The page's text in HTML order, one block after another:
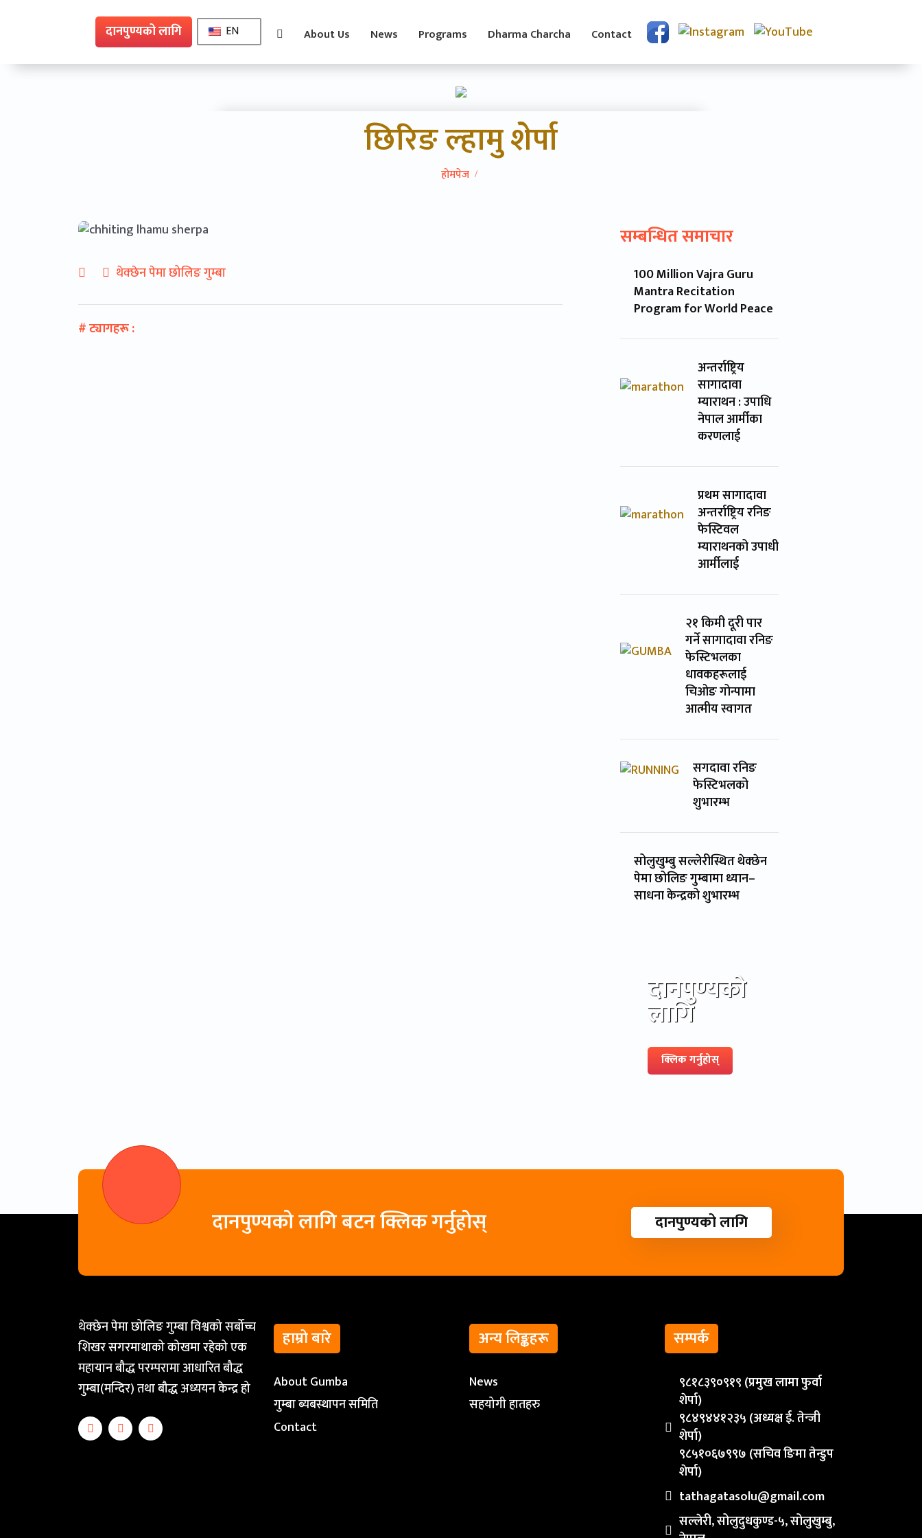
दानपुण्यको लागि EN About Us News Programs Dharma Charcha Contact
छिरिङ ल्हामु शेर्पा
होमपेज
19
Sep
थेक्छेन पेमा छोलिङ गुम्बा
# ट्यागहरू :
सम्बन्धित समाचार
100 Million Vajra Guru
Mantra Recitation
Program for World Peace
अन्तर्राष्ट्रिय
सागादावा
म्याराथन : उपाधि
नेपाल आर्मीका
करणलाई
प्रथम सागादावा
अन्तर्राष्ट्रिय रनिङ
फेस्टिवल
म्याराथनको उपाधी
आर्मीलाई
२१ किमी दूरी पार
गर्ने सागादावा रनिङ
फेस्टिभलका
धावकहरूलाई
चिओङ गोन्पामा
आत्मीय स्वागत
सगदावा रनिङ
फेस्टिभलको
शुभारम्भ
सोलुखुम्बु सल्लेरीस्थित थेक्छेन
पेमा छोलिङ गुम्बामा ध्यान–
साधना केन्द्रको शुभारम्भ
दानपुण्यको
लागि
क्लिक गर्नुहोस्
दानपुण्यको लागि बटन क्लिक गर्नुहोस् दानपुण्यको लागि
थेक्छेन पेमा छोलिङ गुम्बा विश्वको सर्बोच्च
शिखर सगरमाथाको कोखमा रहेको एक
महायान बौद्ध परम्परामा आधारित बौद्ध
गुम्बा(मन्दिर) तथा बौद्ध अध्ययन केन्द्र हो
हाम्रो बारे
About Gumba
गुम्बा ब्यबस्थापन समिति
Contact
अन्य लिङ्कहरू
News
सहयोगी हातहरु
सम्पर्क
९८१८३९०९१९ (प्रमुख लामा फुर्वा
शेर्पा)
९८४९४४१२३५ (अध्यक्ष ई. तेन्जी
शेर्पा)
९८५१०६७९९७ (सचिव ङिमा तेन्डुप
शेर्पा)
tathagatasolu@gmail.com
सल्लेरी, सोलुदुधकुण्ड-५, सोलुखुम्बु,